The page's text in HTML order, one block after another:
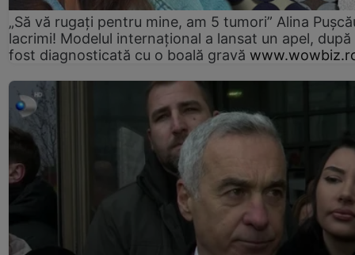
„Să vă rugați pentru mine, am 5 tumori” Alina
lacrimi! Modelul internațional a lansat un apel, după
fost diagnosticată cu o boală gravă